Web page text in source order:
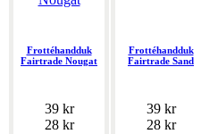
Frottéhandduk
Fairtrade Nougat
39 kr
28 kr
Frottéhandduk
Fairtrade Sand
39 kr
28 kr